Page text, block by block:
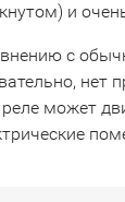
и
с
нет
может